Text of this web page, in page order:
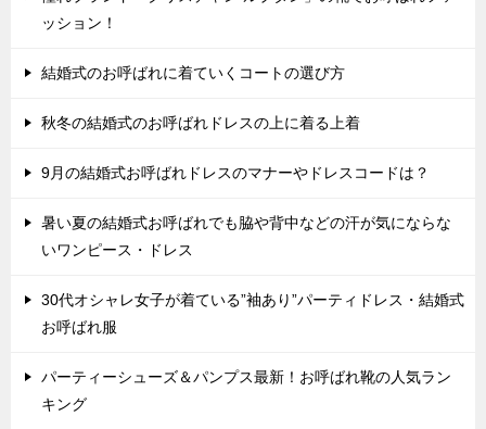
ッション！
結婚式のお呼ばれに着ていくコートの選び方
秋冬の結婚式のお呼ばれドレスの上に着る上着
9月の結婚式お呼ばれドレスのマナーやドレスコードは？
暑い夏の結婚式お呼ばれでも脇や背中などの汗が気にならな
いワンピース・ドレス
30代オシャレ女子が着ている”袖あり”パーティドレス・結婚式
お呼ばれ服
パーティーシューズ＆パンプス最新！お呼ばれ靴の人気ラン
キング